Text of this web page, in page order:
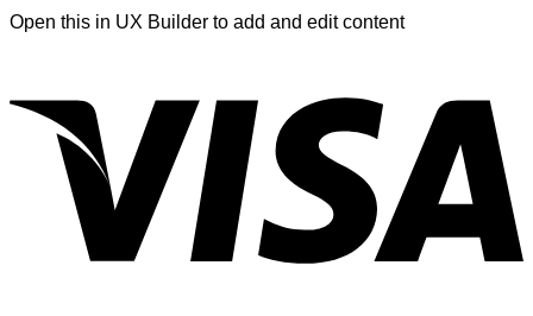
Open this in UX Builder to add and edit content